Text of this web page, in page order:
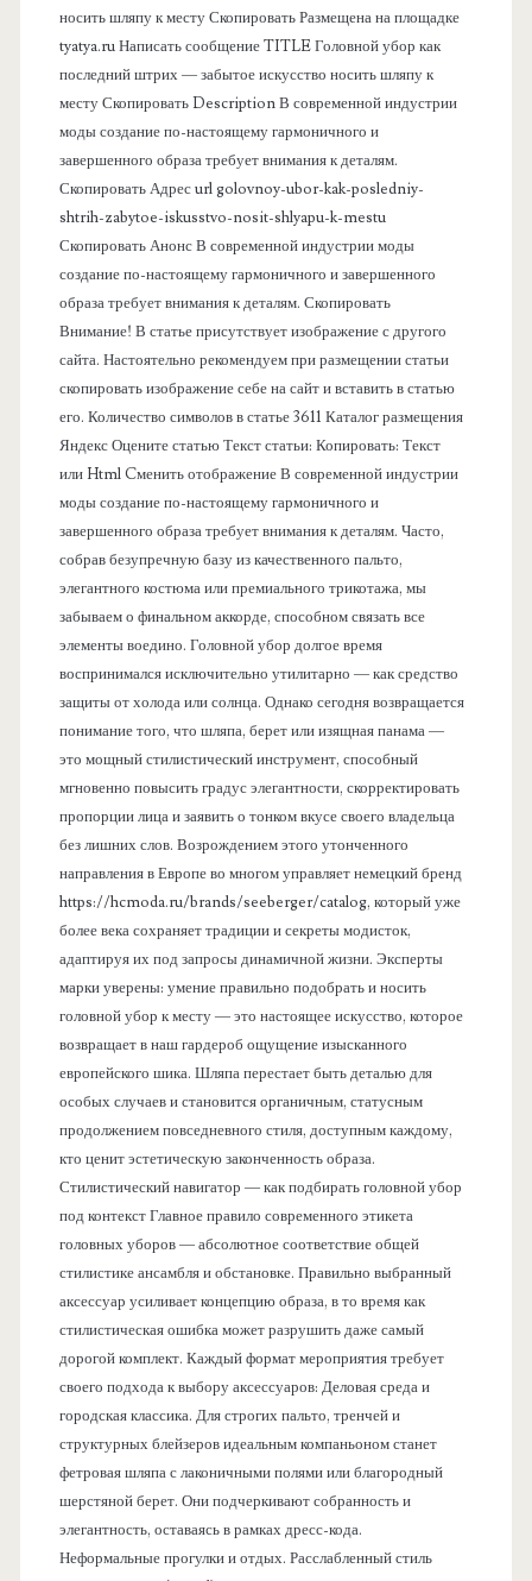
носить шляпу к месту Скопировать Размещена на площадке
tyatya.ru Написать сообщение TITLE Головной убор как
последний штрих — забытое искусство носить шляпу к
месту Скопировать Description В современной индустрии
моды создание по-настоящему гармоничного и
завершенного образа требует внимания к деталям.
Скопировать Адрес url golovnoy-ubor-kak-posledniy-
shtrih-zabytoe-iskusstvo-nosit-shlyapu-k-mestu
Скопировать Анонс В современной индустрии моды
создание по-настоящему гармоничного и завершенного
образа требует внимания к деталям. Скопировать
Внимание! В статье присутствует изображение с другого
сайта. Настоятельно рекомендуем при размещении статьи
скопировать изображение себе на сайт и вставить в статью
его. Количество символов в статье 3611 Каталог размещения
Яндекс Оцените статью Текст статьи: Копировать: Текст
или Html Cменить отображение В современной индустрии
моды создание по-настоящему гармоничного и
завершенного образа требует внимания к деталям. Часто,
собрав безупречную базу из качественного пальто,
элегантного костюма или премиального трикотажа, мы
забываем о финальном аккорде, способном связать все
элементы воедино. Головной убор долгое время
воспринимался исключительно утилитарно — как средство
защиты от холода или солнца. Однако сегодня возвращается
понимание того, что шляпа, берет или изящная панама —
это мощный стилистический инструмент, способный
мгновенно повысить градус элегантности, скорректировать
пропорции лица и заявить о тонком вкусе своего владельца
без лишних слов. Возрождением этого утонченного
направления в Европе во многом управляет немецкий бренд
https://hcmoda.ru/brands/seeberger/catalog, который уже
более века сохраняет традиции и секреты модисток,
адаптируя их под запросы динамичной жизни. Эксперты
марки уверены: умение правильно подобрать и носить
головной убор к месту — это настоящее искусство, которое
возвращает в наш гардероб ощущение изысканного
европейского шика. Шляпа перестает быть деталью для
особых случаев и становится органичным, статусным
продолжением повседневного стиля, доступным каждому,
кто ценит эстетическую законченность образа.
Стилистический навигатор — как подбирать головной убор
под контекст Главное правило современного этикета
головных уборов — абсолютное соответствие общей
стилистике ансамбля и обстановке. Правильно выбранный
аксессуар усиливает концепцию образа, в то время как
стилистическая ошибка может разрушить даже самый
дорогой комплект. Каждый формат мероприятия требует
своего подхода к выбору аксессуаров: Деловая среда и
городская классика. Для строгих пальто, тренчей и
структурных блейзеров идеальным компаньоном станет
фетровая шляпа с лаконичными полями или благородный
шерстяной берет. Они подчеркивают собранность и
элегантность, оставаясь в рамках дресс-кода.
Неформальные прогулки и отдых. Расслабленный стиль